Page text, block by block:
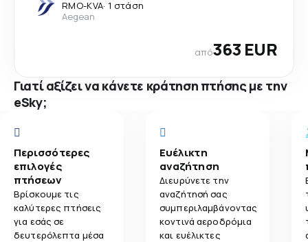
RMO-KVA· 1 στάση
Aegean
από363 EUR
Γιατί αξίζει να κάνετε κράτηση πτήσης με την
eSky;
Περισσότερες
επιλογές
πτήσεων
Βρίσκουμε τις
καλύτερες πτήσεις
για εσάς σε
δευτερόλεπτα μέσα
Ευέλικτη
αναζήτηση
Διευρύνετε την
αναζήτησή σας
συμπεριλαμβάνοντας
κοντινά αεροδρόμια
και ευέλικτες